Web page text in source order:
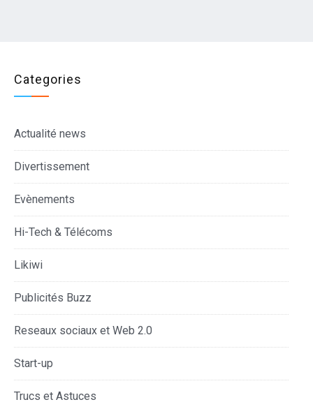
Categories
Actualité news
Divertissement
Evènements
Hi-Tech & Télécoms
Likiwi
Publicités Buzz
Reseaux sociaux et Web 2.0
Start-up
Trucs et Astuces